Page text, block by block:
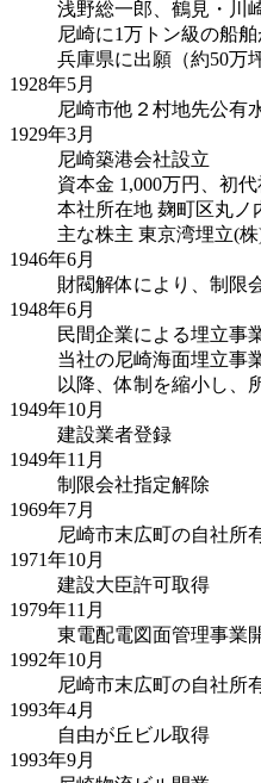
浅野総一郎、鶴見・川
尼崎に1万トン級の船
兵庫県に出願（約50万
1928年5月
尼崎市他２村地先公有
1929年3月
尼崎築港会社設立
資本金 1,000万円、初
本社所在地 麹町区丸ノ
主な株主 東京湾埋立(
1946年6月
財閥解体により、制限
1948年6月
民間企業による埋立事
当社の尼崎海面埋立事
以降、体制を縮小し、
1949年10月
建設業者登録
1949年11月
制限会社指定解除
1969年7月
尼崎市末広町の自社所
1971年10月
建設大臣許可取得
1979年11月
東電配電図面管理事業
1992年10月
尼崎市末広町の自社所
1993年4月
自由が丘ビル取得
1993年9月